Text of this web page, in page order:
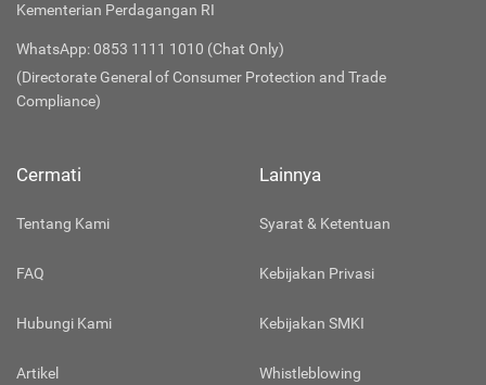
Kementerian Perdagangan RI
WhatsApp: 0853 1111 1010 (Chat Only)
(Directorate General of Consumer Protection and Trade
Compliance)
Cermati
Tentang Kami
FAQ
Hubungi Kami
Artikel
Lainnya
Syarat & Ketentuan
Kebijakan Privasi
Kebijakan SMKI
Whistleblowing